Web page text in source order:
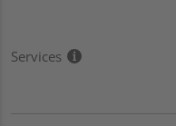
Services